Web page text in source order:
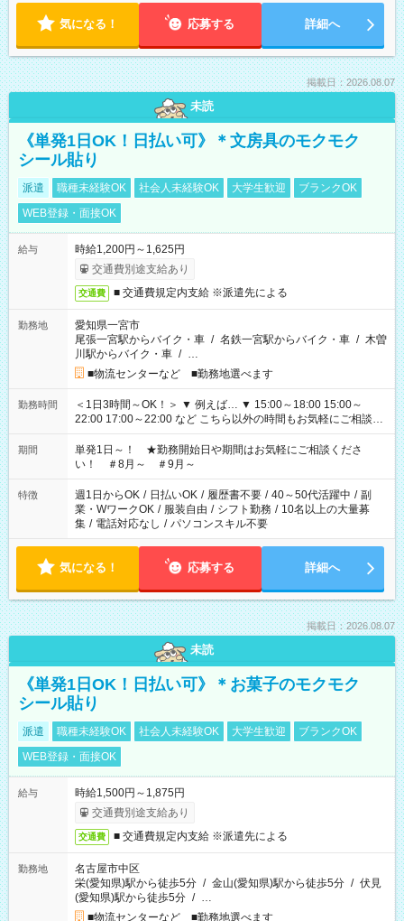
気になる！ 応募する 詳細へ
掲載日：2026.08.07
未読
《単発1日OK！日払い可》＊文房具のモクモク
シール貼り
派遣 職種未経験OK 社会人未経験OK 大学生歓迎
ブランクOK
WEB登録・面接OK
給与
時給1,200円～1,625円
交通費別途支給あり
交通費 ■ 交通費規定内支給 ※派遣先による
勤務地
愛知県一宮市
尾張一宮駅からバイク・車 / 名鉄一宮駅からバイク・車 / 木曽
川駅からバイク・車 / …
■物流センターなど ■勤務地選べます
勤務時間
＜1日3時間～OK！＞ ▼ 例えば… ▼ 15:00～18:00 15:00～
22:00 17:00～22:00 など こちら以外の時間もお気軽にご相談く
ださい！
期間
単発1日～！ ★勤務開始日や期間はお気軽にご相談くださ
い！ ＃8月～ ＃9月～
特徴 週1日からOK / 日払いOK / 履歴書不要 / 40～50代活躍中 / 副
業・WワークOK / 服装自由 / シフト勤務 / 10名以上の大量募
集 / 電話対応なし / パソコンスキル不要
気になる！ 応募する 詳細へ
掲載日：2026.08.07
未読
《単発1日OK！日払い可》＊お菓子のモクモク
シール貼り
派遣 職種未経験OK 社会人未経験OK 大学生歓迎
ブランクOK
WEB登録・面接OK
給与
時給1,500円～1,875円
交通費別途支給あり
交通費 ■ 交通費規定内支給 ※派遣先による
勤務地
名古屋市中区
栄(愛知県)駅から徒歩5分 / 金山(愛知県)駅から徒歩5分 / 伏見
(愛知県)駅から徒歩5分 / …
■物流センターなど ■勤務地選べます